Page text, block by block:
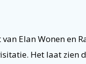
Elan Wonen en
Het laat